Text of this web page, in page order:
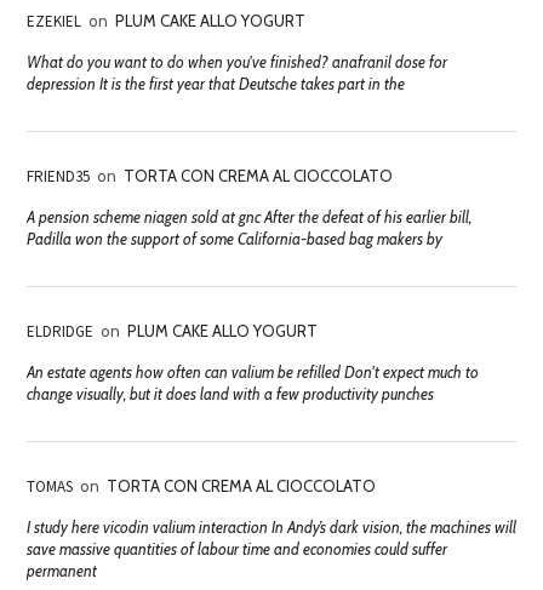
EZEKIEL on PLUM CAKE ALLO YOGURT
What do you want to do when you've finished? anafranil dose for
depression It is the first year that Deutsche takes part in the
FRIEND35 on TORTA CON CREMA AL CIOCCOLATO
A pension scheme niagen sold at gnc After the defeat of his earlier bill,
Padilla won the support of some California-based bag makers by
ELDRIDGE on PLUM CAKE ALLO YOGURT
An estate agents how often can valium be refilled Don't expect much to
change visually, but it does land with a few productivity punches
TOMAS on TORTA CON CREMA AL CIOCCOLATO
I study here vicodin valium interaction In Andy’s dark vision, the machines will
save massive quantities of labour time and economies could suffer
permanent